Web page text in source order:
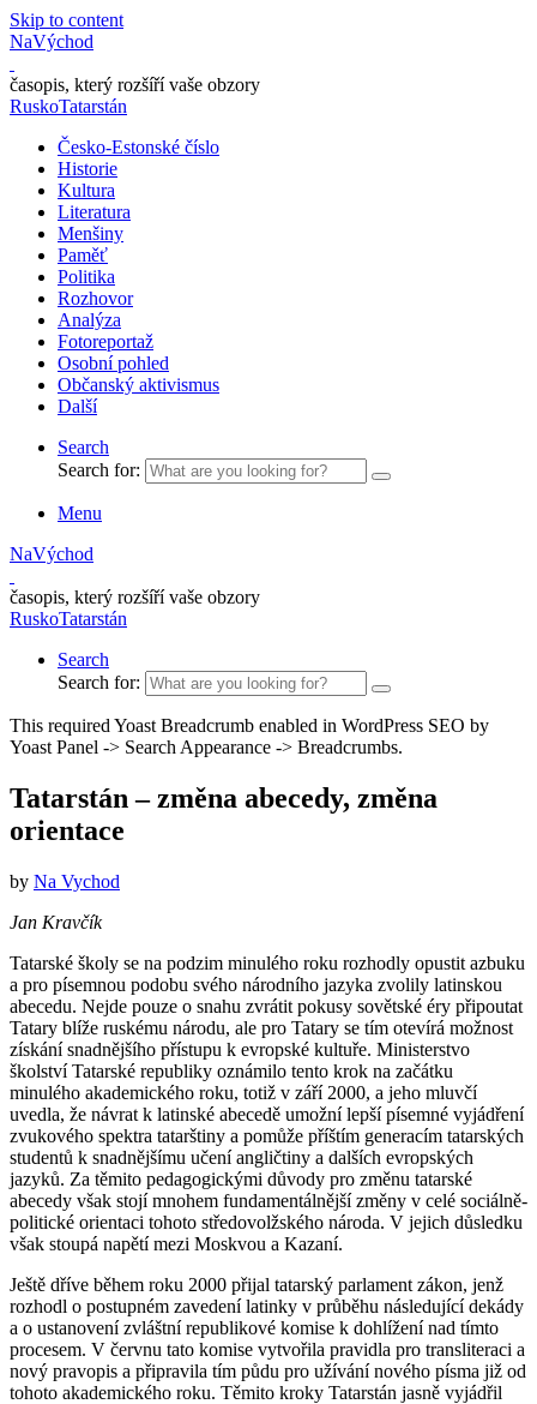
Skip to content
NaVýchod
časopis, který rozšíří vaše obzory
RuskoTatarstán
Česko-Estonské číslo
Historie
Kultura
Literatura
Menšiny
Paměť
Politika
Rozhovor
Analýza
Fotoreportaž
Osobní pohled
Občanský aktivismus
Další
Search
Search for:
Menu
NaVýchod
časopis, který rozšíří vaše obzory
RuskoTatarstán
Search
Search for:
This required Yoast Breadcrumb enabled in WordPress SEO by
Yoast Panel -> Search Appearance -> Breadcrumbs.
Tatarstán – změna abecedy, změna
orientace
by Na Vychod
Jan Kravčík
Tatarské školy se na podzim minulého roku rozhodly opustit azbuku
a pro písemnou podobu svého národního jazyka zvolily latinskou
abecedu. Nejde pouze o snahu zvrátit pokusy sovětské éry připoutat
Tatary blíže ruskému národu, ale pro Tatary se tím otevírá možnost
získání snadnějšího přístupu k evropské kultuře. Ministerstvo
školství Tatarské republiky oznámilo tento krok na začátku
minulého akademického roku, totiž v září 2000, a jeho mluvčí
uvedla, že návrat k latinské abecedě umožní lepší písemné vyjádření
zvukového spektra tatarštiny a pomůže příštím generacím tatarských
studentů k snadnějšímu učení angličtiny a dalších evropských
jazyků. Za těmito pedagogickými důvody pro změnu tatarské
abecedy však stojí mnohem fundamentálnější změny v celé sociálně-
politické orientaci tohoto středovolžského národa. V jejich důsledku
však stoupá napětí mezi Moskvou a Kazaní.
Ještě dříve během roku 2000 přijal tatarský parlament zákon, jenž
rozhodl o postupném zavedení latinky v průběhu následující dekády
a o ustanovení zvláštní republikové komise k dohlížení nad tímto
procesem. V červnu tato komise vytvořila pravidla pro transliteraci a
nový pravopis a připravila tím půdu pro užívání nového písma již od
tohoto akademického roku. Těmito kroky Tatarstán jasně vyjádřil